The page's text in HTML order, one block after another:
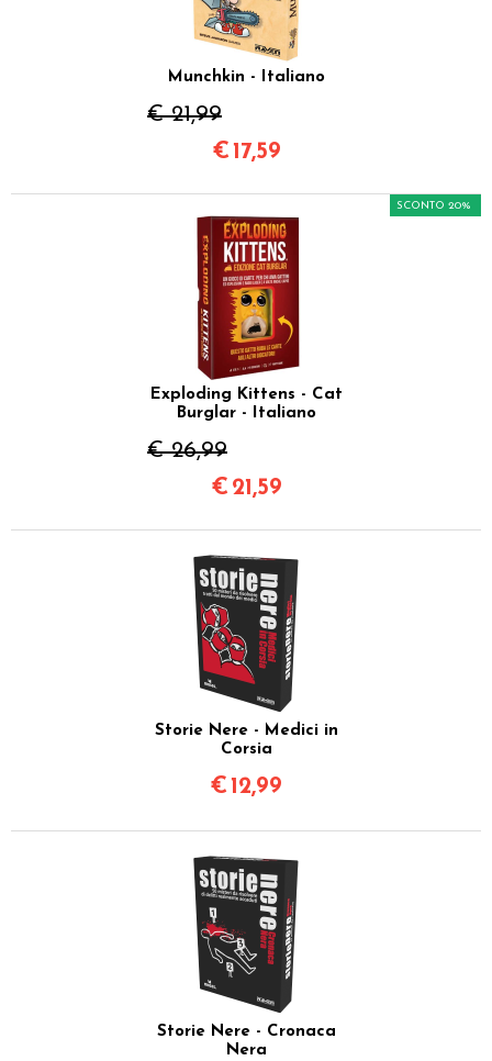
Munchkin - Italiano
€ 21,99
€ 17,59
Exploding Kittens - Cat
Burglar - Italiano
€ 26,99
SCONTO 20%
€ 21,59
Storie Nere - Medici in
Corsia
€ 12,99
Storie Nere - Cronaca
Nera